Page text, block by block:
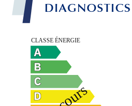
DIAGNOSTICS